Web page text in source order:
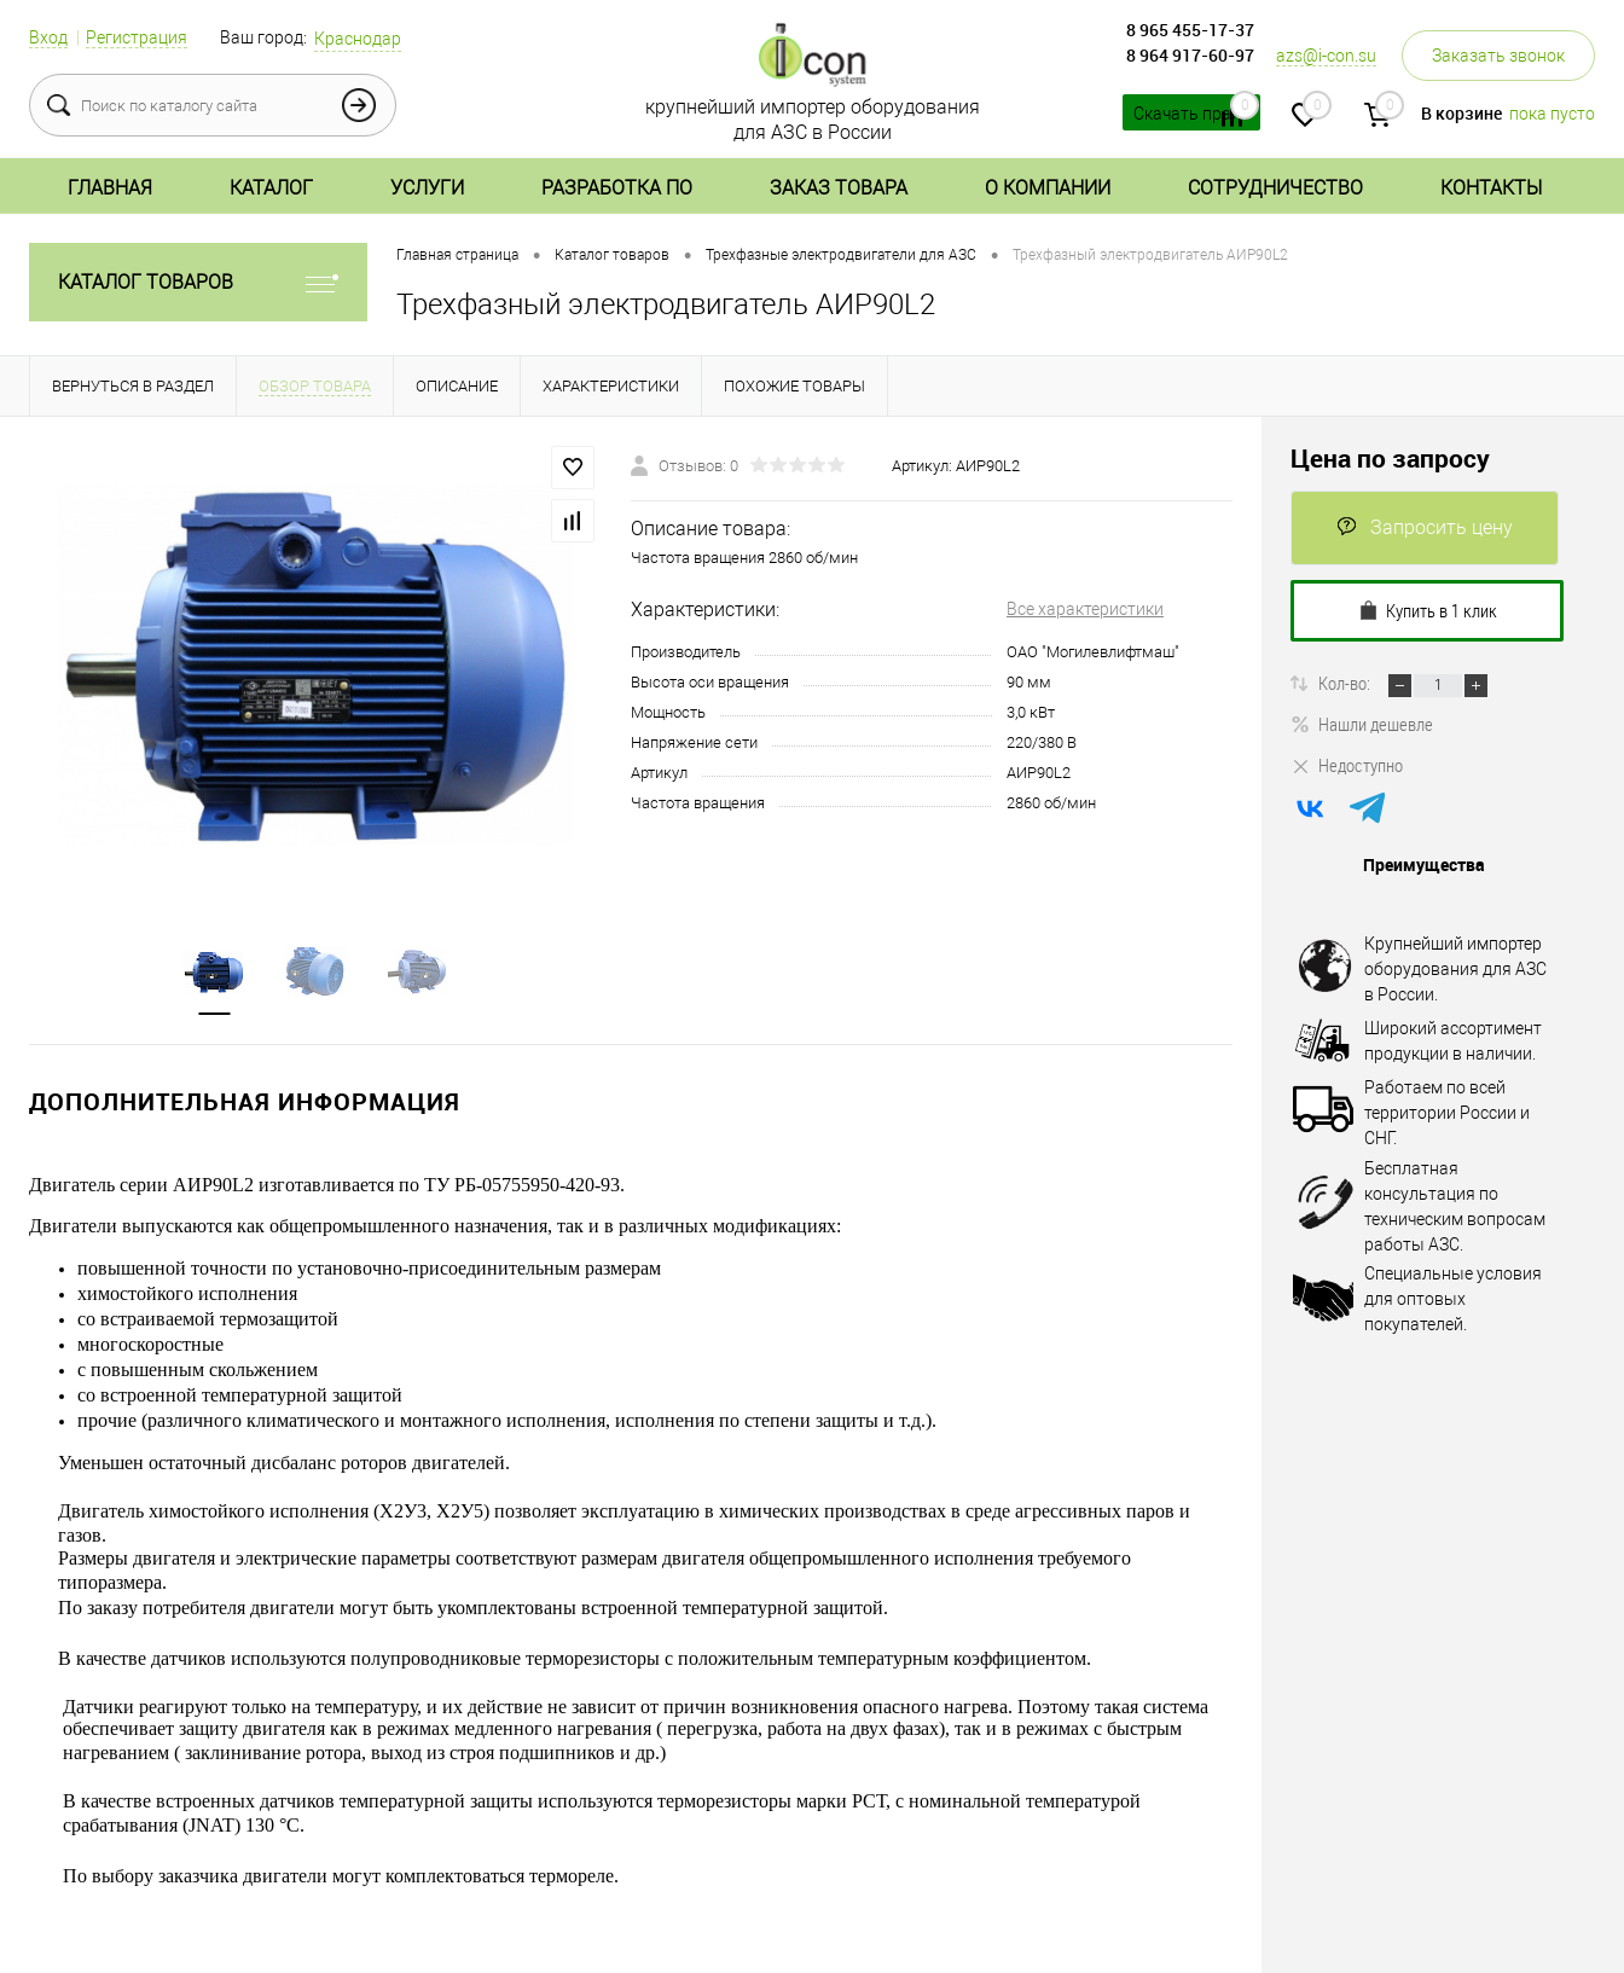
Вход Регистрация Ваш город: Краснодар
8 965 455-17-37
8 964 917-60-97
azs@i-con.su Заказать звонок
Скачать прайс
0 0 0 В корзине пока пусто
крупнейший импортер оборудования
для АЗС в России
ГЛАВНАЯ КАТАЛОГ УСЛУГИ РАЗРАБОТКА ПО ЗАКАЗ ТОВАРА О КОМПАНИИ СОТРУДНИЧЕСТВО КОНТАКТЫ
КАТАЛОГ ТОВАРОВ
Главная страница • Каталог товаров • Трехфазные электродвигатели для АЗС • Трехфазный электродвигатель АИР90L2
Трехфазный электродвигатель АИР90L2
ВЕРНУТЬСЯ В РАЗДЕЛ ОБЗОР ТОВАРА ОПИСАНИЕ ХАРАКТЕРИСТИКИ ПОХОЖИЕ ТОВАРЫ
Отзывов: 0 Артикул: АИР90L2
Описание товара:
Частота вращения 2860 об/мин
Характеристики: Все характеристики
Производитель
ОАО "Могилевлифтмаш"
Высота оси вращения
90 мм
Мощность
3,0 кВт
Напряжение сети
220/380 В
Артикул
АИР90L2
Частота вращения
2860 об/мин
ДОПОЛНИТЕЛЬНАЯ ИНФОРМАЦИЯ
Двигатель серии АИР90L2 изготавливается по ТУ РБ-05755950-420-93.
Двигатели выпускаются как общепромышленного назначения, так и в различных модификациях:
повышенной точности по установочно-присоединительным размерам
химостойкого исполнения
со встраиваемой термозащитой
многоскоростные
с повышенным скольжением
со встроенной температурной защитой
прочие (различного климатического и монтажного исполнения, исполнения по степени защиты и т.д.).
Уменьшен остаточный дисбаланс роторов двигателей.
Двигатель химостойкого исполнения (Х2У3, Х2У5) позволяет эксплуатацию в химических производствах в среде агрессивных паров и
газов.
Размеры двигателя и электрические параметры соответствуют размерам двигателя общепромышленного исполнения требуемого
типоразмера.
По заказу потребителя двигатели могут быть укомплектованы встроенной температурной защитой.
В качестве датчиков используются полупроводниковые терморезисторы с положительным температурным коэффициентом.
Датчики реагируют только на температуру, и их действие не зависит от причин возникновения опасного нагрева. Поэтому такая система
обеспечивает защиту двигателя как в режимах медленного нагревания ( перегрузка, работа на двух фазах), так и в режимах с быстрым
нагреванием ( заклинивание ротора, выход из строя подшипников и др.)
В качестве встроенных датчиков температурной защиты используются терморезисторы марки РСТ, с номинальной температурой
срабатывания (JNAT) 130 °С.
По выбору заказчика двигатели могут комплектоваться термореле.
Цена по запросу
Запросить цену
Купить в 1 клик
Кол-во:
Нашли дешевле
Недоступно
Преимущества
Крупнейший импортер
оборудования для АЗС
в России.
Широкий ассортимент
продукции в наличии.
Работаем по всей
территории России и
СНГ.
Бесплатная
консультация по
техническим вопросам
работы АЗС.
Специальные условия
для оптовых
покупателей.